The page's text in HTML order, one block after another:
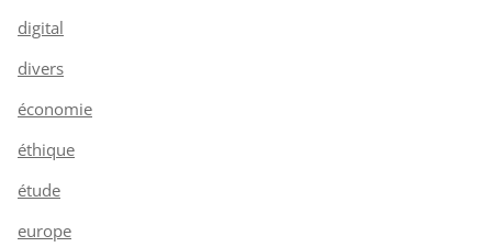
digital
divers
économie
éthique
étude
europe